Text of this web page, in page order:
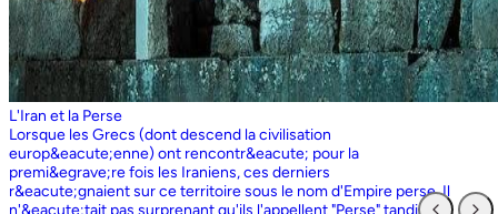
L'Iran et la Perse
Lorsque les Grecs (dont descend la civilisation europ&eacute;enne) ont rencontr&eacute; pour la premi&egrave;re fois les Iraniens, ces derniers r&eacute;gnaient sur ce territoire sous le nom d'Empire perse. Il n'&eacute;tait pas surprenant qu'ils l'appellent "Perse" tandis que les Perses, qui sont entr&eacute;s en contact pour la premi&egrave;re fois avec les Grecs ioniens, appelaient l'ensemble du territoire grec "Ionie". Aujourd'hui encore, les Iraniens utilisent le nom d'Ionie pour d&eacute;signer la Gr&egrave;ce (Yunan). La Perse ne faisait partie de l'Iran que dans la mesure o&ugrave; les Perses constituaient une partie du peuple iranien. Pourtant, elle avait parfois un sens encore plus large que l'Iran, car ce que l'on appelait historiquement la Perse ou l'empire perse comprenait non seulement un territoire beaucoup plus vaste que l'Iran actuel, mais aussi des pays et des peuples non iraniens comme l'&Eacute;gypte. "Perse" est rest&eacute; le terme europ&eacute;en pour l'Iran jusqu'en 1935, date &agrave; laquelle le gouvernement iranien a insist&eacute; pour que tous les pays appellent officiellement le pays par ce dernier nom. Mais le terme "Perse" a surv&eacute;cu et, encore aujourd'hui, pour de nombreux Occidentaux, la "Perse" a une connotation historique et culturelle beaucoup plus large que celle v&eacute;hicul&eacute;e par le terme "Iran", qu'ils confondaient parfois avec l'Irak. Beaucoup ne savent plus que l'Iran et la Perse sont la m&ecirc;me chose, pensant que l'Iran est aussi un pays arabe ! L'Iran actuel fait partie du plateau iranien, beaucoup plus vaste, dont l'ensemble a parfois fait partie de l'empire perse. Le pays est vaste, plus grand que le Royaume-Uni, la France, l'Espagne et l'Allemagne r&eacute;unis. Il est accident&eacute; et aride et, &agrave; l'exception de deux r&eacute;gions de plaine, il est constitu&eacute; de montagnes et de d&eacute;serts. Il y a deux grandes rang&eacute;es de montagnes, l'Alborz au nord, qui s'&eacute;tend du Caucase au nord-ouest jusqu'au Khorasan &agrave; l'est, et le Zagros, qui s'&eacute;tend de l'ouest au sud-est. Les grands d&eacute;serts, Dasht-e-Kavir et Dasht-e-Lut, tous deux situ&eacute;s &agrave; l'est, sont pratiquement inhabitables. Les deux r&eacute;gions de plaine sont le littoral de la mer Caspienne, qui se trouve au-dessous du niveau de la mer, a un climat subtropical et est couvert de for&ecirc;ts tropicales, et la plaine du Khuzestan au sud-ouest, qui est une continuation des terres fertiles de la M&eacute;sopotamie et est arros&eacute;e par le seul grand fleuve d'Iran, le Karun. Ainsi, la terre est abondante mais l'eau est rare, contrairement &agrave; un pays comme la Hollande o&ugrave; la terre est rare mais l'eau abondante. La raret&eacute; de l'eau a jou&eacute; un r&ocirc;le majeur non seulement en influen&ccedil;ant la nature et les syst&egrave;mes de l'agriculture iranienne, mais aussi un certain nombre de facteurs sociologiques cl&eacute;s, y compris la cause et la nature des &Eacute;tats iraniens. L'&eacute;tendue des montagnes et du d&eacute;sert a naturellement divis&eacute; la population iranienne en groupes relativement isol&eacute;s. Mais l'aridit&eacute; a jou&eacute; un r&ocirc;le encore plus important &agrave; cet &eacute;gard, et ce au niveau des plus petites unit&eacute;s sociales. Dans la majeure partie du pays, l'agriculture et l'&eacute;levage du b&eacute;tail n'&eacute;taient possibles que l&agrave; o&ugrave; l'eau de pluie naturelle, un petit ruisseau, un canal d'eau souterrain, appel&eacute; Qanat, ou une combinaison de ces &eacute;l&eacute;ments fournissait l'approvisionnement minimal n&eacute;cessaire en eau. Le Qanat ou Kariz est un d&eacute;veloppement ing&eacute;nieux des temps anciens, qui remonte &agrave; bien avant la fondation de l'empire perse. &Agrave; partir d'une nappe phr&eacute;atique existante dans les hautes terres, un tunnel est creus&eacute; sous le sol, en pente descendante vers les basses terres (pr&egrave;s des fermes environnantes) o&ugrave; il remonte &agrave; la surface. L'eau qui s'&eacute;coule de la source par gravit&eacute; est ensuite distribu&eacute;e par d'&eacute;troits canaux l&agrave; o&ugrave; elle est n&eacute;cessaire pour l'irrigation et d'autres usages. Le peuple iranien &Agrave; l'origine, les Iraniens &eacute;taient plus une ethnie qu'une nation et les perses se comptaient comme un groupe parmi un bon nombre des Iraniens. A part le pays qui s'appelle aujourd'hui l'Iran, l'Afghanistan et le Tadjikistan appartiennent &eacute;galement &agrave; un territoire iranien plus large dans leurs concepts historiques et culturels. En plus la domaine culturelle iranienne d&eacute;passe encore plus loin que la fronti&egrave;re de l&rsquo;ensemble de ces trois pays et s'&eacute;tendant jusqu&rsquo;au cot&eacute; nordique de l'Inde, l'Ouzb&eacute;kistan, le Turkm&eacute;nistan, le Caucase et l'Anatolie : Aujourd&rsquo;hui , c&rsquo;est ce que l&rsquo;on appelle &lsquo;&rsquo; Monde Persan&rsquo;&rsquo; La langue persane est une des langues iraniennes, alors qu&rsquo;il en existe d'autres vari&eacute;t&eacute;s dont le kurde et le pashto. En Iran, certaines langues locales sont encore parl&eacute;es en tant que des langues vivantes tandis que d&rsquo;autre langues r&eacute;gionales que l&rsquo;iranienne sont &eacute;galement parl&eacute;s en Iran tels que le turc et l&rsquo;arabe. En plus, d'autres formats de la langue persane sont parl&eacute;es en Afghanistan et au Tadjikistan, si bien que les r&eacute;sidents dans ces trois pays arrivent &agrave; se comprendre lors de la conversation et de la communication litt&eacute;raire. Egalement d'autres dialectes persans sont parl&eacute;s en Iran. A vraie dire , n&rsquo;importe quel argument &agrave; propos de l&rsquo;histoire de l&rsquo;Iran, de son &eacute;conomie et de sa politique ne serait pas raisonnable sauf qu&rsquo;on puisse tenir en compte les nomades qui ont &eacute;tabli leurs royaume &agrave; partir de l&rsquo;&eacute;poque des Perses au Qajars qui r&eacute;gnaient jusuq&rsquo;aux20&egrave;me si&egrave;cle. Suit &agrave; la recherches des p&acirc;turages encore plus verts et des sols fertils, diff&eacute;rents &eacute;thnies comme le turques, sont partis vers les r&eacute;gions au nord, nord-est et l&rsquo;est de la Perse . Apr&egrave;s avoir s&rsquo;h&eacute;berger , ils fallait qu&rsquo;ils se pr&eacute;par&egrave;rent pour faire face aux &eacute;nemies etrang&egrave;res . La s&egrave;cheresse, l&rsquo;aridit&eacute; et la densit&eacute; de la population dan leurs propres r&eacute;gions fut la cause de l&rsquo;immigration vers la Perse. D&rsquo;autre part la manqu&eacute; de la pluie et l&rsquo;aridit&eacute; en Iran causait la miragartion des gens vers des r&eacute;gions plus verts : ils se d&eacute;pla&ccedil;aient tous les ann&eacute;es, pour aller vers les r&eacute;gions o&ugrave; il faisait agr&eacute;able pendant l&rsquo;hiver et des r&eacute;gions o&ugrave; le climat faisait moins chaud au cours de l&rsquo;&eacute;t&eacute;. En comparaison avec les les s&eacute;dentaires, les nomades ont des puissances militaires et ils sont plus dynamiques, et plus nombreux que les villageoises qu'ils attaquaient. Ces particularit&eacute;s permettent &agrave; une tribu ou &agrave; un ensemble de tribus de faire diriger les autres vers la formation d&rsquo;un &eacute;tat central : Ensuite il faisait les n&eacute;cessaires pour collecter directement ou via un moyen indirect, la totalit&eacute; des produits agricoles exc&eacute;dentaires pour fournir les affaires financi&egrave;res. Ainsi il devient un &eacute;tat central et capable &agrave; taille de contr&ocirc;ler, d'administrer et de d&eacute;fendre ses vastes territoires. La plupart des souverains iraniens se d&eacute;pla&ccedil;aient la plupart du temps et cette caract&eacute;ristique est racin&eacute; dans leurs origines et leurs esprits. Par exemple les Ach&eacute;m&eacute;nides dirigeaient leurs trois capitales et se d&eacute;pla&ccedil;aient entre : Suse, Pers&eacute;polis et Ecbatane et parfois quatre si on fait inclure la Babylon. D&egrave;s le d&eacute;but ; tous les gouvernements iraniens jusqu&rsquo;au 20&egrave;me si&egrave;cle, on &eacute;t&eacute; fond&eacute;s par des tribus nomades et apr&egrave;s avoir &ecirc;tre uni au sein du gouvernement , il fallait se pr&eacute;parer pour faire face aux d&eacute;fis comme l&rsquo;invasion des nomades dans le pays et ceux qui pourraient attaquer depuis des terres au-del&agrave; des fronti&egrave;res. D'une mani&egrave;re historique, l'Iran a &eacute;t&eacute; le carrefour entre l'Asie et l'Europe, l'Est et l'Ouest. Les personnes, les biens ainsi que les croyances, les normes et produits culturels y sont pass&eacute;s, g&eacute;n&eacute;ralement d'est en ouest, mais pas toujours. L'influence orientale &eacute;tait telle que beaucoup des anciens mythes et l&eacute;gendes iraniens provenaient des terres orientales de l'Iran, bien que l'islam et les Arabes soient venus de la direction oppos&eacute;e. Cette situation g&eacute;ographique particuli&egrave;re a donn&eacute; lieu &agrave; ce que l'on peut appeler &laquo; l'effet carrefour &raquo;, &agrave; la fois d&eacute;stabilisant et enrichissant le pays ; rendant ses habitants hospitaliers et amicaux envers les &eacute;trangers et aussi tr&egrave;s conscients de leur particularit&eacute;. L'une des cons&eacute;quences de l'effet de carrefour est le fait que l'Iran est maintenant peupl&eacute; d&rsquo;une vari&eacute;t&eacute; de communaut&eacute;s ethniques et linguistiques incluant ceux dont la langue maternelle est le persan, ainsi que les Kurdes, les Turcs, les Arabes, les Baloutches, etc. On rencontre les Turcophones dans la r&eacute;gion Nord-ouest de l'Azerba&iuml;djan, aujourd'hui divis&eacute;e en plusieurs provinces, &agrave; la fronti&egrave;re de la Turquie et du Caucase. D'autres peuples turcophones, comme les Turkm&egrave;nes du Centre-nord-est et les tribus turcophones comm